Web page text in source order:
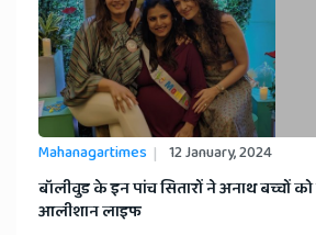
Mahanagartimes 12 January, 2024
बॉलीवुड के इन पांच सितारों ने अनाथ बच्चों
आलीशान लाइफ